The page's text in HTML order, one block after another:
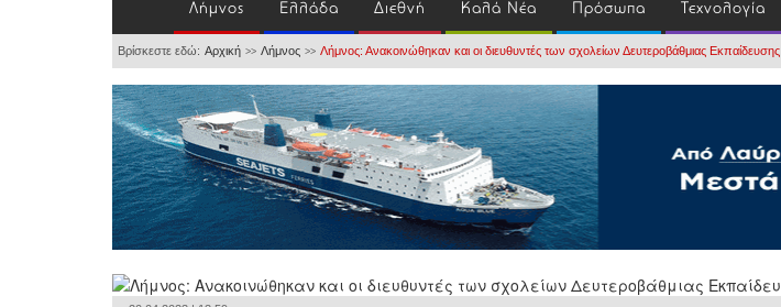
Λήμνος Ελλάδα Διεθνή Καλά Νέα Πρόσωπα Τεχνολογία
Βρίσκεστε εδώ: Αρχική >> Λήμνος >> Λήμνος: Ανακοινώθηκαν και οι διευθυντές των σχολείων Δευτεροβάθμιας Εκπαίδευσης